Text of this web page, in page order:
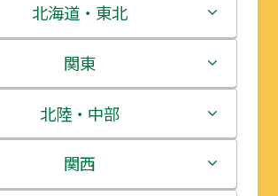
北海道・東北
北海道
青森県
岩手県
関東
茨城県
栃木県
北陸・中部
新潟県
関西